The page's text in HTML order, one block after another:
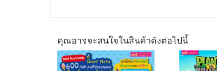
คุณอาจจะสนใจในสินค้าดังต่อไปนี้